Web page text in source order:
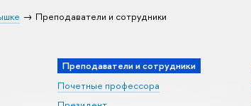
Преподаватели и сотрудники
Преподаватели и сотрудники
Почетные профессора